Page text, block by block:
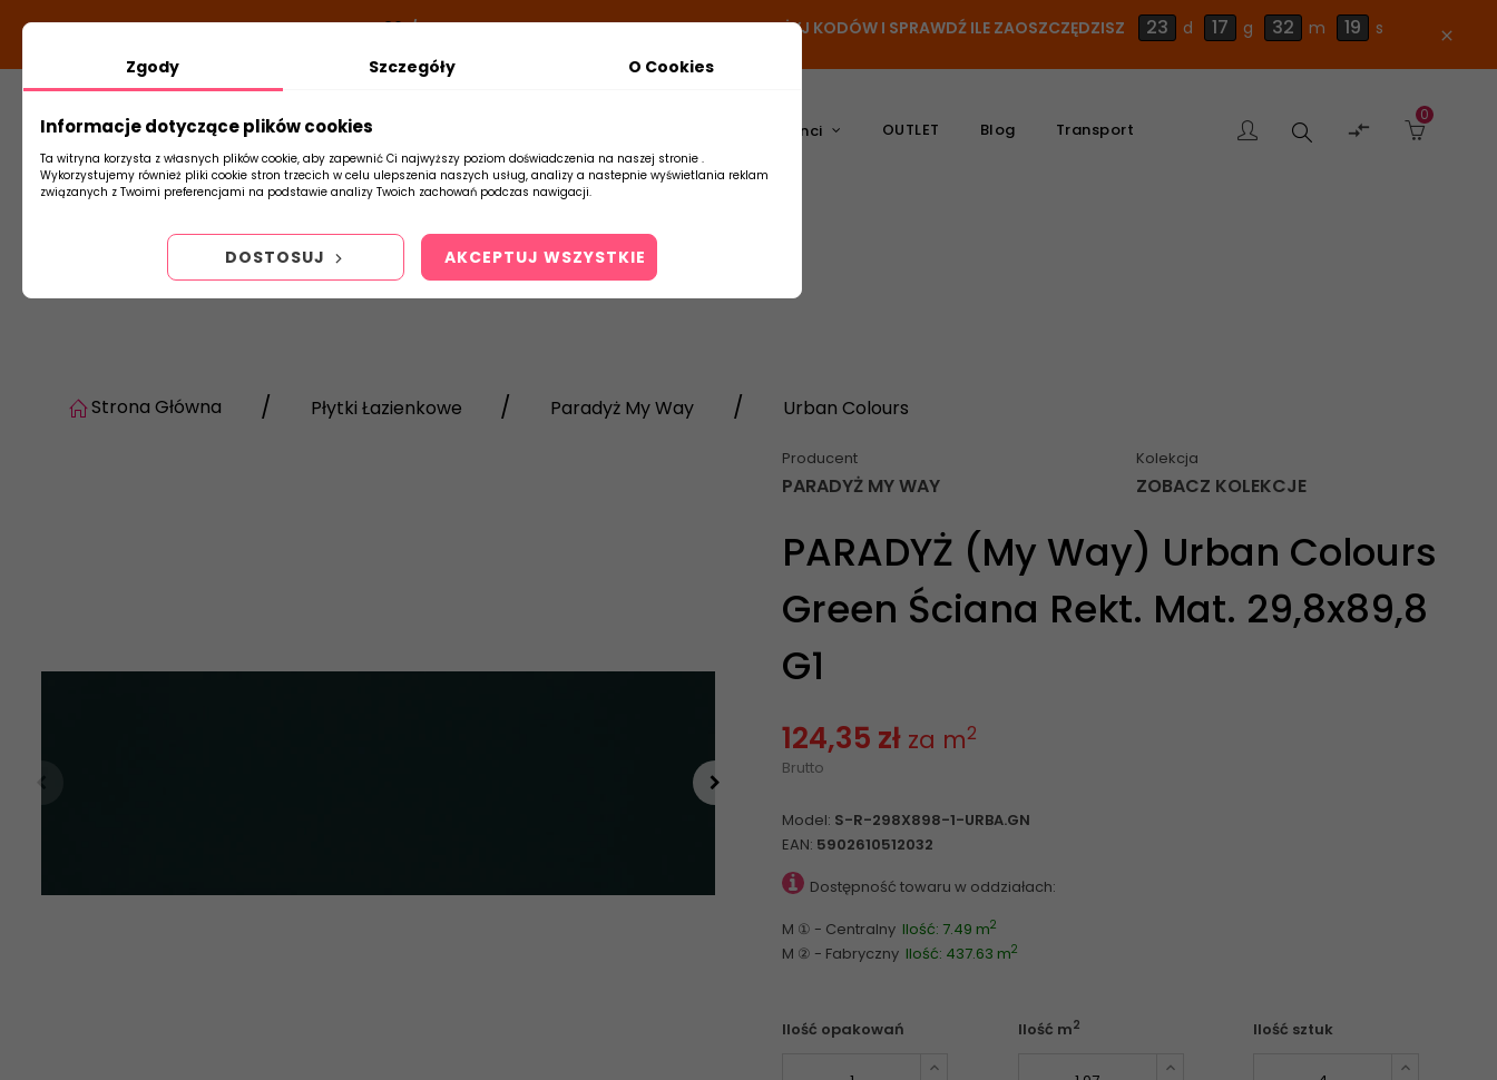
DODATKOWY RABAT Z KODEM:NEWLOOK26/TUBADZIN- DODAJ PRODUKT DO KOSZYKA, UŻYJ KODÓW I SPRAWDŹ ILE ZAOSZCZĘDZISZ 23 d 17 g 32 m 18 s close
Płytki Producenci OUTLET Blog Transport Szukaj 
0
Strona Główna Płytki Łazienkowe Paradyż My Way Urban Colours
Producent
PARADYŻ MY WAY
Kolekcja
ZOBACZ KOLEKCJE
PARADYŻ (My Way) Urban Colours
Green Ściana Rekt. Mat. 29,8x89,8
G1
124,35 zł za m2
Brutto
Model: S-R-298X898-1-URBA.GN
EAN: 5902610512032
Dostępność towaru w oddziałach:
M ① - Centralny Ilość: 7.49 m2
M ② - Fabryczny Ilość: 437.63 m2
Ilość opakowań Ilość m2 Ilość sztuk
Zgody Szczegóły O Cookies
Informacje dotyczące plików cookies
Ta witryna korzysta z własnych plików cookie, aby zapewnić Ci najwyższy poziom doświadczenia na naszej stronie .
Wykorzystujemy również pliki cookie stron trzecich w celu ulepszenia naszych usług, analizy a nastepnie wyświetlania reklam
związanych z Twoimi preferencjami na podstawie analizy Twoich zachowań podczas nawigacji.
DOSTOSUJ AKCEPTUJ WSZYSTKIE